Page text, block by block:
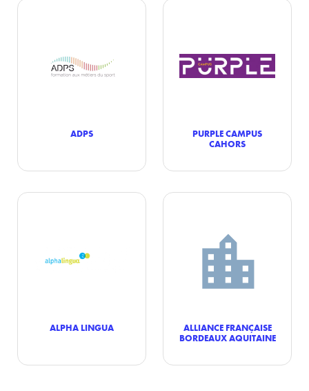
ADPS
PURPLE CAMPUS
CAHORS
ALPHA LINGUA
ALLIANCE FRANÇAISE
BORDEAUX AQUITAINE